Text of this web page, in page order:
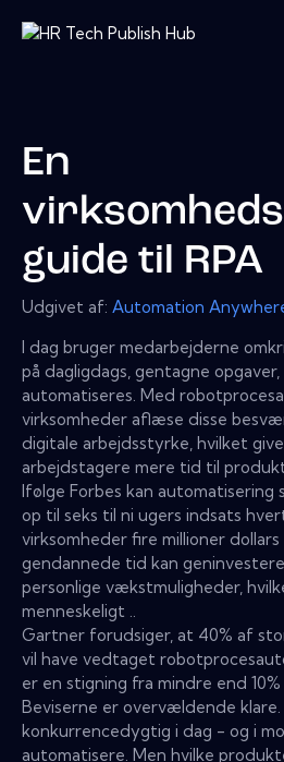
En
guide til RPA
Udgivet af: Automation
I dag bruger medarbejderne
på dagligdags, gentagne
automatiseres. Med
virksomheder aflæse disse
digitale arbejdsstyrke, hvilket
arbejdstagere mere tid til
Ifølge Forbes kan automatisering
op til seks til ni ugers indsats
virksomheder fire millioner dollars
gendannede tid kan
personlige vækstmuligheder,
menneskeligt ..
Gartner forudsiger, at 40% af
vil have vedtaget
er en stigning fra mindre end 10%
Beviserne er overvældende
konkurrencedygtig i dag - og i
automatisere. Men hvilke